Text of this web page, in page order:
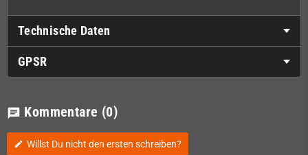
Technische Daten
GPSR
chat Kommentare (0)
edit Willst Du nicht den ersten schreiben?